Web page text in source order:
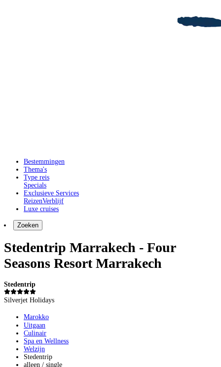
Bestemmingen
Thema's
Type reis
Specials
Exclusieve Services
ReizenVerblijf
Luxe cruises
Zoeken
Stedentrip Marrakech - Four
Seasons Resort Marrakech
Stedentrip
Silverjet Holidays
Marokko
Uitgaan
Culinair
Spa en Wellness
Welzijn
Stedentrip
alleen / single